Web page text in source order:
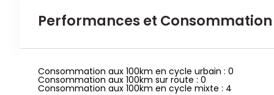
Performances et Consommation
Consommation aux 100km en cycle urbain : 0
Consommation aux 100km sur route : 0
Consommation aux 100km en cycle mixte : 4